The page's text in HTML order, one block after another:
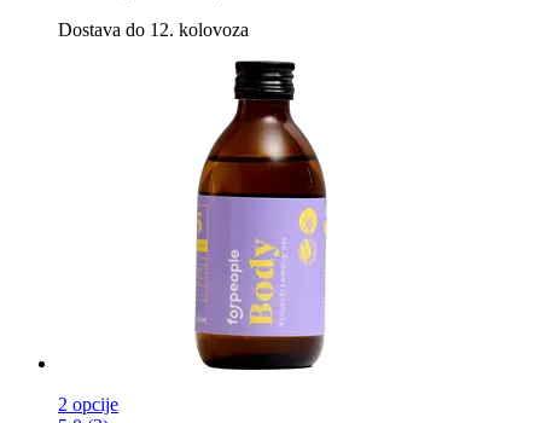
Dostava do 12. kolovoza
2 opcije